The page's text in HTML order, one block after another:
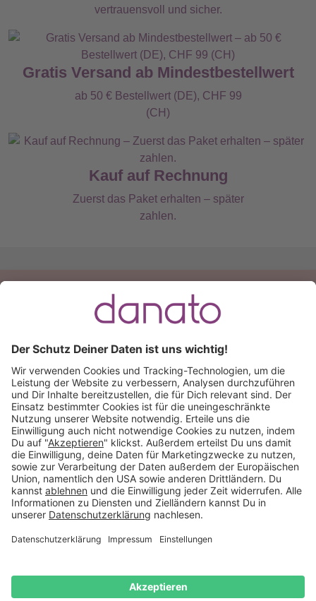
vertrauensvoll und sicher.
Gratis Versand ab Mindestbestellwert
ab 50 € Bestellwert (DE), CHF 99
(CH)
Kauf auf Rechnung
Zuerst das Paket erhalten – später
zahlen.
Du hast eine Frage?
+49 (0) 511 51 56 0300
schreib uns eineE-Mail
Käuferschutz inklusive Kauf auf Rechnung
Mitglied im:
Österreich
Datenschutz Widerrufsrecht